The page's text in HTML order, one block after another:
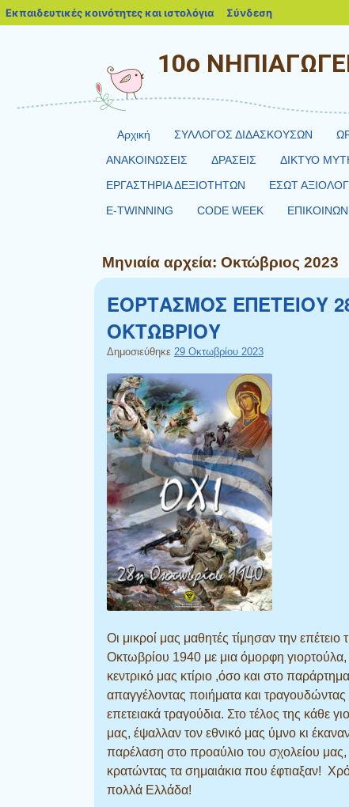
10o
Αρχική ΣΥΛΛΟΓΟΣ ΔΙΔΑΣΚΟΥΣΩΝ
ΑΝΑΚΟΙΝΩΣΕΙΣ
ΔΡΑΣΕΙΣ ΔΙΚΤΥΟ
ΕΡΓΑΣΤΗΡΙΑ ΔΕΞΙΟΤΗΤΩΝ
ΕΣΩΤ
E-TWINNING
CODE WEEK
Μηνιαία αρχεία: Οκτώβριος 2023
ΕΟΡΤΑΣΜΟΣ ΕΠΕΤΕΙΟΥ
ΟΚΤΩΒΡΙΟΥ
Δημοσιεύθηκε 29 Οκτωβρίου 2023
Οι μικροί μας μαθητές τίμησαν την επέτειο
Οκτωβρίου 1940 με μια όμορφη
κεντρικό μας κτίριο ,όσο και στο
απαγγέλοντας ποιήματα και τραγουδώντας
επετειακά τραγούδια. Στο τέλος της κάθε
μας, έψαλλαν τον εθνικό μας ύμνο κι
παρέλαση στο προαύλιο του σχολείου μας,
κρατώντας τα σημαιάκια που έφτιαξαν!
πολλά Ελλάδα!
Εκπαιδευτικές κοινότητες και ιστολόγια blogs.sch.gr
Σύνδεση